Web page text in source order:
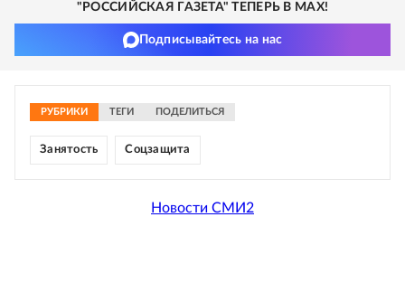
"РОССИЙСКАЯ ГАЗЕТА" ТЕПЕРЬ В MAX!
Подписывайтесь на нас
РУБРИКИ ТЕГИ ПОДЕЛИТЬСЯ
Занятость Соцзащита
Новости СМИ2